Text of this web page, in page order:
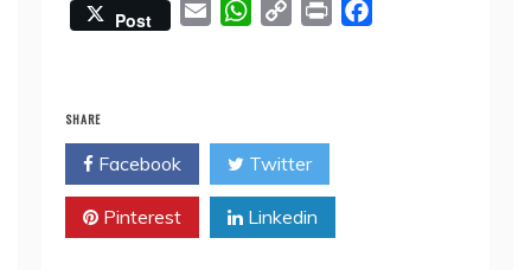
Post
W
A
p
p
i
n
k
SHARE
Facebook Twitter
Pinterest Linkedin